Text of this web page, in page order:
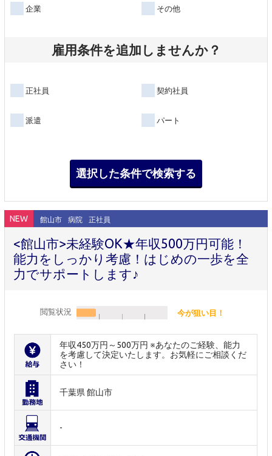
企業 その他
雇用条件を追加しませんか？
正社員 契約社員
派遣 パート
NEW 館山市 病院 正社員
<館山市>未経験OK★年収500万円可能！
能力をしっかり考慮！はじめの一歩を全
力でサポートします♪
閲覧状況 今が狙い目！
年収450万円～500万円 ※あなたのご経験、能力
を考慮して決定いたします。お気軽にご相談くだ
さい！
千葉県 館山市
-